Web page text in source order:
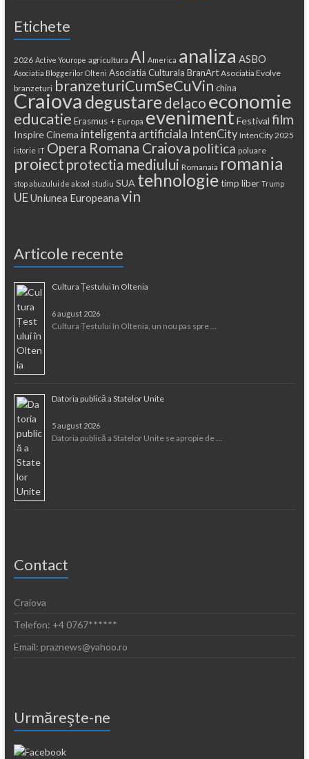
Etichete
2026 Active Yourope agricultura AI America analiza ASBO
Asociatia Bloggerilor Olteni Asociatia Culturala BranArt Asociatia Evolve
branzeturi branzeturiCumSeCuVin china
Craiova degustaredelaco economie
educatie Erasmus + Europa eveniment Festival film
Inspire Cinema inteligenta artificiala IntenCity IntenCity 2025
istorie IT Opera Romana Craiova politica poluare
proiect protectia mediului Romanaia romania
stop abuzului de alcool studiu SUA tehnologie timp liber Trump
UEUniunea Europeana vin
Articole recente
Cultura Țestului în Oltenia
6 august 2026
Cultura Țestului în Oltenia, un nou pas spre …
Datoria publică a Statelor Unite
5 august 2026
Datoria publică a Statelor Unite se apropie de …
Contact
Craiova
Telefon: +4 0767******
Email: praznews@yahoo.ro
Urmăreşte-ne